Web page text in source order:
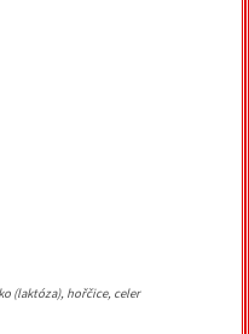
(laktóza), hořčice, celer